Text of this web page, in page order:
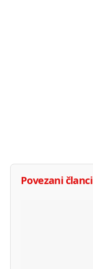
Povezani članci